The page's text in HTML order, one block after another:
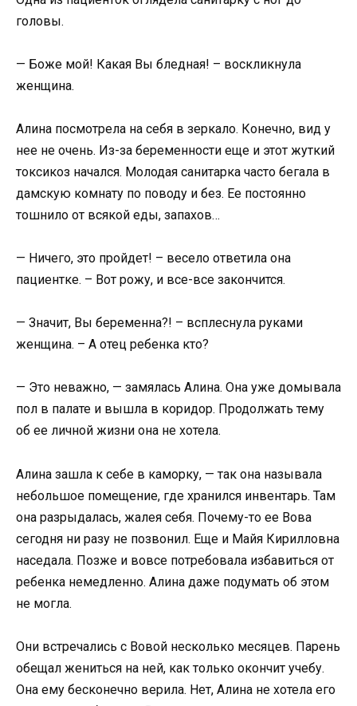
головы.
— Боже мой! Какая Вы бледная! – воскликнула
женщина.
Алина посмотрела на себя в зеркало. Конечно, вид у
нее не очень. Из-за беременности еще и этот жуткий
токсикоз начался. Молодая санитарка часто бегала в
дамскую комнату по поводу и без. Ее постоянно
тошнило от всякой еды, запахов…
— Ничего, это пройдет! – весело ответила она
пациентке. – Вот рожу, и все-все закончится.
— Значит, Вы беременна?! – всплеснула руками
женщина. – А отец ребенка кто?
— Это неважно, — замялась Алина. Она уже домывала
пол в палате и вышла в коридор. Продолжать тему
об ее личной жизни она не хотела.
Алина зашла к себе в каморку, — так она называла
небольшое помещение, где хранился инвентарь. Там
она разрыдалась, жалея себя. Почему-то ее Вова
сегодня ни разу не позвонил. Еще и Майя Кирилловна
наседала. Позже и вовсе потребовала избавиться от
ребенка немедленно. Алина даже подумать об этом
не могла.
Они встречались с Вовой несколько месяцев. Парень
обещал жениться на ней, как только окончит учебу.
Она ему бесконечно верила. Нет, Алина не хотела его